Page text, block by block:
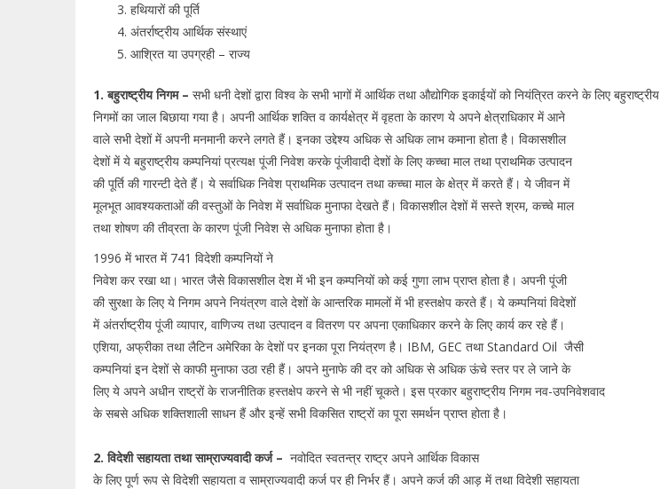
हथियारों की पूर्ति
अंतर्राष्ट्रीय आर्थिक संस्थाएं
आश्रित या उपग्रही – राज्य
1. बहुराष्ट्रीय निगम – सभी धनी देशों द्वारा विश्व के सभी भागों में आर्थिक तथा औद्योगिक इकाईयों को नियंत्रित करने के लिए बहुराष्ट्रीय
निगमों का जाल बिछाया गया है। अपनी आर्थिक शक्ति व कार्यक्षेत्र में वृहता के कारण ये अपने क्षेत्राधिकार में आने
वाले सभी देशों में अपनी मनमानी करने लगते हैं। इनका उद्देश्य अधिक से अधिक लाभ कमाना होता है। विकासशील
देशों में ये बहुराष्ट्रीय कम्पनियां प्रत्यक्ष पूंजी निवेश करके पूंजीवादी देशों के लिए कच्चा माल तथा प्राथमिक उत्पादन
की पूर्ति की गारन्टी देते हैं। ये सर्वाधिक निवेश प्राथमिक उत्पादन तथा कच्चा माल के क्षेत्र में करते हैं। ये जीवन में
मूलभूत आवश्यकताओं की वस्तुओं के निवेश में सर्वाधिक मुनाफा देखते हैं। विकासशील देशों में सस्ते श्रम, कच्चे माल
तथा शोषण की तीव्रता के कारण पूंजी निवेश से अधिक मुनाफा होता है।
1996 में भारत में 741 विदेशी कम्पनियों ने
निवेश कर रखा था। भारत जैसे विकासशील देश में भी इन कम्पनियों को कई गुणा लाभ प्राप्त होता है। अपनी पूंजी
की सुरक्षा के लिए ये निगम अपने नियंत्रण वाले देशों के आन्तरिक मामलों में भी हस्तक्षेप करते हैं। ये कम्पनियां विदेशों
में अंतर्राष्ट्रीय पूंजी व्यापार, वाणिज्य तथा उत्पादन व वितरण पर अपना एकाधिकार करने के लिए कार्य कर रहे हैं।
एशिया, अफ्रीका तथा लैटिन अमेरिका के देशों पर इनका पूरा नियंत्रण है। IBM, GEC तथा Standard Oil जैसी
कम्पनियां इन देशों से काफी मुनाफा उठा रही हैं। अपने मुनाफे की दर को अधिक से अधिक ऊंचे स्तर पर ले जाने के
लिए ये अपने अधीन राष्ट्रों के राजनीतिक हस्तक्षेप करने से भी नहीं चूकते। इस प्रकार बहुराष्ट्रीय निगम नव-उपनिवेशवाद
के सबसे अधिक शक्तिशाली साधन हैं और इन्हें सभी विकसित राष्ट्रों का पूरा समर्थन प्राप्त होता है।
2. विदेशी सहायता तथा साम्राज्यवादी कर्ज – नवोदित स्वतन्त्र राष्ट्र अपने आर्थिक विकास
के लिए पूर्ण रूप से विदेशी सहायता व साम्राज्यवादी कर्ज पर ही निर्भर हैं। अपने कर्ज की आड़ में तथा विदेशी सहायता